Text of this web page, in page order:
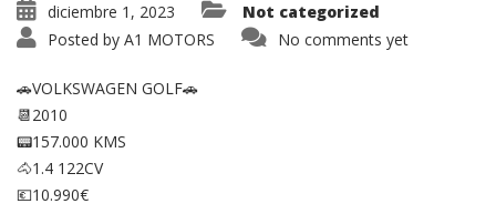
diciembre 1, 2023
Not categorized
Posted by A1 MOTORS No comments yet
🚗VOLKSWAGEN GOLF🚗
📆2010
📟157.000 KMS
🐴1.4 122CV
💶10.990€